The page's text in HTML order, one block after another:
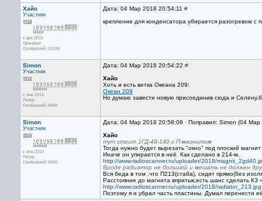
Хайо
Участник
с дек 2015
Оренбург
Сообщений: 21534
Дата: 04 Мар 2018 20:54:11 #
крепление для конденсатора убирается разогревом с
Simon
Участник
с янв 2013
Питер
Сообщений: 5580
Дата: 04 Мар 2018 20:54:22 #
Хайо
Хоть и есть ветка Океана 209:
Океан 209
Но думаю завести новую присоединив сюда и
Simon
Участник
с янв 2013
Питер
Сообщений: 5580
Дата: 04 Мар 2018 20:58:08 · Поправил: Simon (04
Хайо
тут стоит 1ГД-48-140 с П-магнитом
Тогда нужно будет вырезать "окно" под плоский
Иначе он упирается в неё. Как сделано в 214-м.
http://www.radioscanner.ru/uploader/2018/
Вроде радиатор не большой и мешать не должен
Вся беда в том ,что П213(стаба), сидит прямо(без
Расстояние до магнита впритык,есть шанс сделать
http://www.radioscanner.ru/uploader/2018/radiator_213.jpg
Поэтому я и убрал часть пластины. Думал перенести